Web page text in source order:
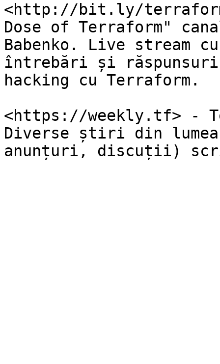
<http://bit.ly/
Dose of Terraform"
Babenko. Live
întrebări și
hacking cu Terraform.
<https://weekly.tf> -
Diverse știri din